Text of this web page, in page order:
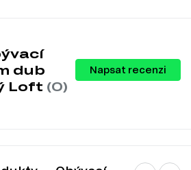
303 cm a výškou 192 cm je sestava
uložení všech vašich oblíbených
nejen estetický vzhled, ale také dlouhou
vystavit vaše oblíbené dekorace a
dub
Loft (0)
Napsat recenzi